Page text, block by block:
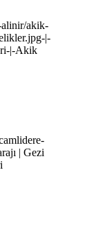
alinir/akik-
|-
|-Akik
| Gezi